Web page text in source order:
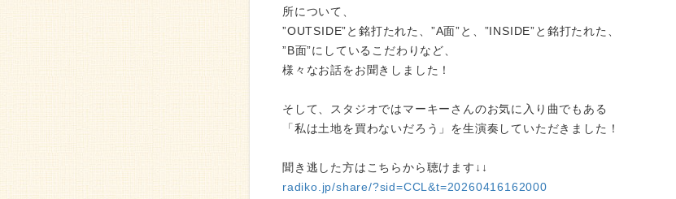
所について、
”OUTSIDE”と銘打たれた、”A面”と、”INSIDE”と銘打たれた、
”B面”にしているこだわりなど、
様々なお話をお聞きしました！
そして、スタジオではマーキーさんのお気に入り曲でもある
「私は土地を買わないだろう」を生演奏していただきました！
聞き逃した方はこちらから聴けます↓↓
radiko.jp/share/?sid=CCL&t=20260416162000